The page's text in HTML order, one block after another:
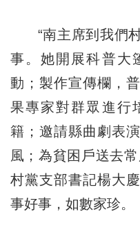
“南主席到我們村
事。她開展科普大
動；製作宣傳欄，
果專家對群眾進行
籍；邀請縣曲劇表
風；為貧困戶送去
村黨支部書記楊大
事好事，如數家珍。